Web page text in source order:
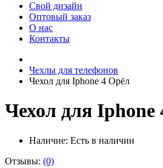
Свой дизайн
Оптовый заказ
О нас
Контакты
Чехлы для телефонов
Чехол для Iphone 4 Орёл
Чехол для Iphone
Наличие: Есть в наличии
Отзывы: (0)